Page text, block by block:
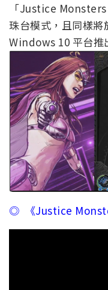
「Justice
珠台模式，且同樣
Windows 10 平台推
◎ 《Justice